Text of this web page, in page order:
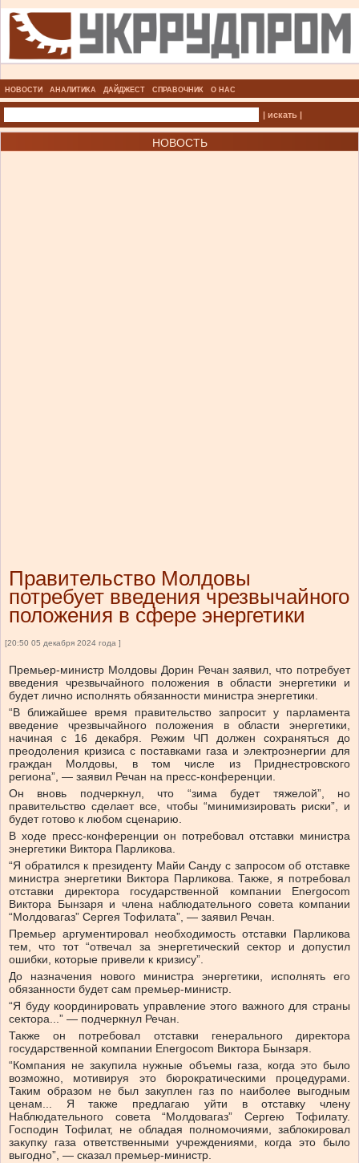
НОВОСТИ АНАЛИТИКА ДАЙДЖЕСТ СПРАВОЧНИК О НАС
| искать |
НОВОСТЬ
Правительство Молдовы
потребует введения чрезвычайного
положения в сфере энергетики
[20:50 05 декабря 2024 года ]
Премьер-министр Молдовы Дорин Речан заявил, что потребует
введения чрезвычайного положения в области энергетики и
будет лично исполнять обязанности министра энергетики.
“В ближайшее время правительство запросит у парламента
введение чрезвычайного положения в области энергетики,
начиная с 16 декабря. Режим ЧП должен сохраняться до
преодоления кризиса с поставками газа и электроэнергии для
граждан Молдовы, в том числе из Приднестровского
региона”, — заявил Речан на пресс-конференции.
Он вновь подчеркнул, что “зима будет тяжелой”, но
правительство сделает все, чтобы “минимизировать риски”, и
будет готово к любом сценарию.
В ходе пресс-конференции он потребовал отставки министра
энергетики Виктора Парликова.
“Я обратился к президенту Майи Санду с запросом об отставке
министра энергетики Виктора Парликова. Также, я потребовал
отставки директора государственной компании Energocom
Виктора Бынзаря и члена наблюдательного совета компании
“Молдовагаз” Сергея Тофилата”, — заявил Речан.
Премьер аргументировал необходимость отставки Парликова
тем, что тот “отвечал за энергетический сектор и допустил
ошибки, которые привели к кризису”.
До назначения нового министра энергетики, исполнять его
обязанности будет сам премьер-министр.
“Я буду координировать управление этого важного для страны
сектора...” — подчеркнул Речан.
Также он потребовал отставки генерального директора
государственной компании Energocom Виктора Бынзаря.
“Компания не закупила нужные объемы газа, когда это было
возможно, мотивируя это бюрократическими процедурами.
Таким образом не был закуплен газ по наиболее выгодным
ценам... Я также предлагаю уйти в отставку члену
Наблюдательного совета “Молдовагаз” Сергею Тофилату.
Господин Тофилат, не обладая полномочиями, заблокировал
закупку газа ответственными учреждениями, когда это было
выгодно”, — сказал премьер-министр.